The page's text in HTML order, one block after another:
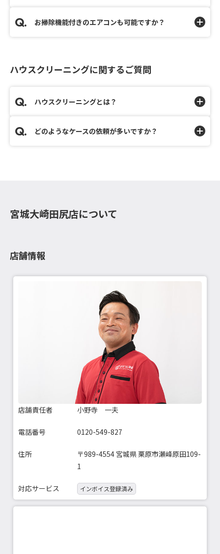
お掃除機能付きのエアコンも可能ですか？
ハウスクリーニングに関するご質問
ハウスクリーニングとは？
どのようなケースの依頼が多いですか？
宮城大崎田尻店について
店舗情報
店舗責任者 小野寺 一夫
電話番号 0120-549-827
住所
〒989-4554 宮城県 栗原市瀬峰原田109-
1
対応サービス インボイス登録済み